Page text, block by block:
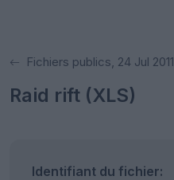
Fichiers publics, 24 Jul 2011
Raid rift (XLS)
Identifiant du fichier: